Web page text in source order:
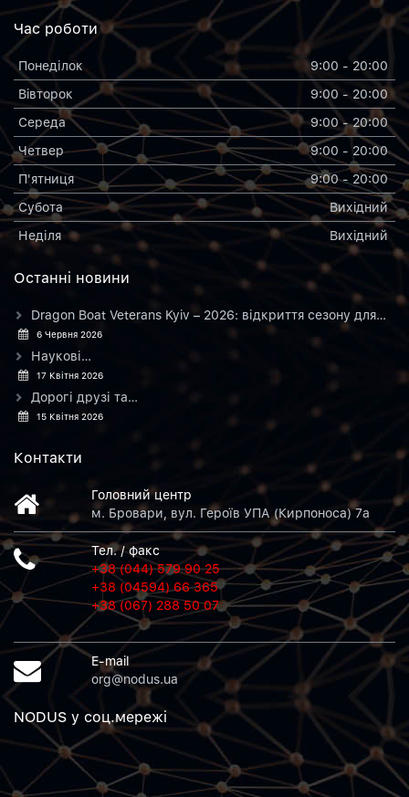
Час роботи
Понеділок
9:00 - 20:00
Вiвторок
9:00 - 20:00
Середа
9:00 - 20:00
Четвер
9:00 - 20:00
П'ятниця
9:00 - 20:00
Субота
Вихiдний
Неділя
Вихiдний
Останнi новини
Dragon Boat Veterans Kyiv – 2026: відкриття сезону для…
6 Червня 2026
Наукові…
17 Квітня 2026
Дорогі друзі та…
15 Квітня 2026
Контакти
Головний центр
м. Бровари, вул. Героїв УПА (Кирпоноса) 7а
Тел. / факс
+38 (044) 579 90 25
+38 (04594) 66 365
+38 (067) 288 50 07
E-mail
org@nodus.ua
NODUS у соц.мережi